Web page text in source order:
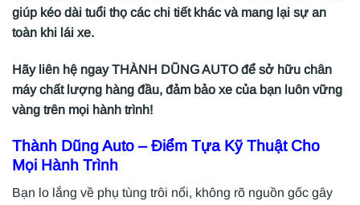
giúp kéo dài tuổi thọ các chi tiết khác và mang lại sự an
toàn khi lái xe.
Hãy liên hệ ngay THÀNH DŨNG AUTO để sở hữu chân
máy chất lượng hàng đầu, đảm bảo xe của bạn luôn vững
vàng trên mọi hành trình!
Thành Dũng Auto – Điểm Tựa Kỹ Thuật Cho
Mọi Hành Trình
Bạn lo lắng về phụ tùng trôi nổi, không rõ nguồn gốc gây